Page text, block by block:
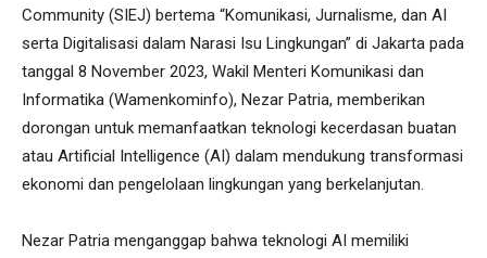
Community (SIEJ) bertema “Komunikasi, Jurnalisme, dan AI
serta Digitalisasi dalam Narasi Isu Lingkungan” di Jakarta pada
tanggal 8 November 2023, Wakil Menteri Komunikasi dan
Informatika (Wamenkominfo), Nezar Patria, memberikan
dorongan untuk memanfaatkan teknologi kecerdasan buatan
atau Artificial Intelligence (AI) dalam mendukung transformasi
ekonomi dan pengelolaan lingkungan yang berkelanjutan.
Nezar Patria menganggap bahwa teknologi AI memiliki